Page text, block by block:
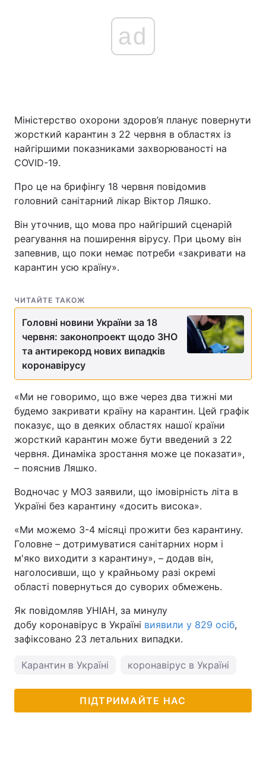
ad
Міністерство охорони здоров’я планує повернути
жорсткий карантин з 22 червня в областях із
найгіршими показниками захворюваності на
COVID-19.
Про це на брифінгу 18 червня повідомив
головний санітарний лікар Віктор Ляшко.
Він уточнив, що мова про найгірший сценарій
реагування на поширення вірусу. При цьому він
запевнив, що поки немає потреби «закривати на
карантин усю країну».
ЧИТАЙТЕ ТАКОЖ
Головні новини України за 18
червня: законопроект щодо ЗНО
та антирекорд нових випадків
коронавірусу
«Ми не говоримо, що вже через два тижні ми
будемо закривати країну на карантин. Цей графік
показує, що в деяких областях нашої країни
жорсткий карантин може бути введений з 22
червня. Динаміка зростання може це показати»,
– пояснив Ляшко.
Водночас у МОЗ заявили, що імовірність літа в
Україні без карантину «досить висока».
«Ми можемо 3-4 місяці прожити без карантину.
Головне – дотримуватися санітарних норм і
м'яко виходити з карантину», – додав він,
наголосивши, що у крайньому разі окремі
області повернуться до суворих обмежень.
Як повідомляв УНІАН, за минулу
добу коронавірус в Україні виявили у 829 осіб,
зафіксовано 23 летальних випадки.
Карантин в Україні коронавірус в Україні
ПІДТРИМАЙТЕ НАС